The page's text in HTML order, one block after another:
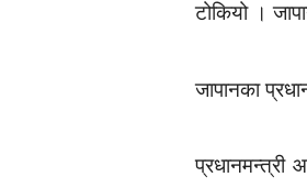
टोकियो ।
जापानका
प्रधानमन्त्री